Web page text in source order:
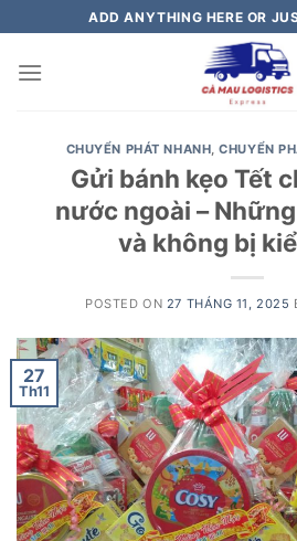
to
content
ADD ANYTHING HERE OR
CHUYỂN PHÁT NHANH,CHUYỂN
Gửi bánh kẹo Tết
nước ngoài –
và không bị
POSTED ON 27 THÁNG 11, 2025
27
Th11